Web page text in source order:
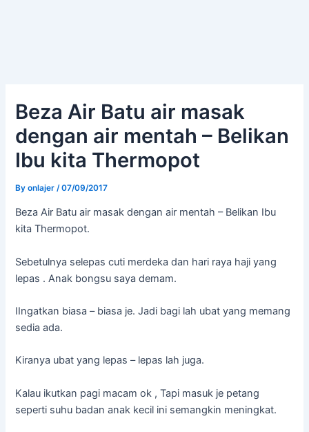
Beza Air Batu air masak
dengan air mentah – Belikan
Ibu kita Thermopot
Byonlajer /07/09/2017
Beza Air Batu air masak dengan air mentah – Belikan Ibu
kita Thermopot.
Sebetulnya selepas cuti merdeka dan hari raya haji yang
lepas . Anak bongsu saya demam.
IIngatkan biasa – biasa je. Jadi bagi lah ubat yang memang
sedia ada.
Kiranya ubat yang lepas – lepas lah juga.
Kalau ikutkan pagi macam ok , Tapi masuk je petang
seperti suhu badan anak kecil ini semangkin meningkat.